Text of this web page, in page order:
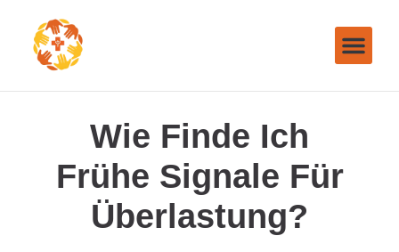
Wie Finde Ich
Frühe Signale Für
Überlastung?